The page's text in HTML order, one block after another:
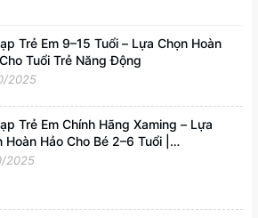
Trẻ Em 9–15 Tuổi – Lựa Chọn Hoàn
Tuổi Trẻ Năng Động
2025
Trẻ Em Chính Hãng Xaming – Lựa
Hoàn Hảo Cho Bé 2–6 Tuổi |
2025